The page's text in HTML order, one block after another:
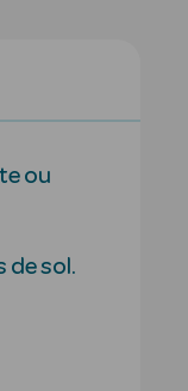
ou
de sol.